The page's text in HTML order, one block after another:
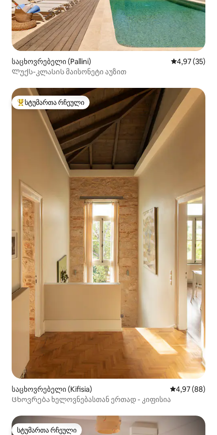
საცხოვრებელი (Pallini) საშუალო
4,97 (35)
Ლუქს-კლასის მაისონეტი აუზით
სტუმართა რჩეული მოწინავე ვარიანტი
სტუმართა რჩეული
საცხოვრებელი (Kifisia) საშუალო
4,97 (88)
Ცხოვრება ხელოვნებასთან ერთად - კიფისია
სტუმართა რჩეული